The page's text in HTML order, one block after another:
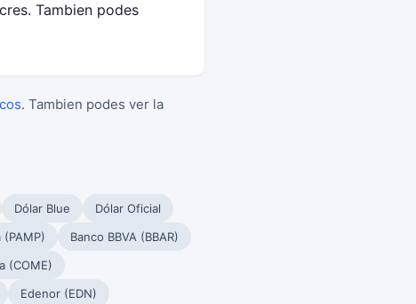
Tambien podes
. Tambien podes ver la
Dólar Blue
Dólar Oficial
(PAMP)
Banco BBVA (BBAR)
(COME)
Edenor (EDN)